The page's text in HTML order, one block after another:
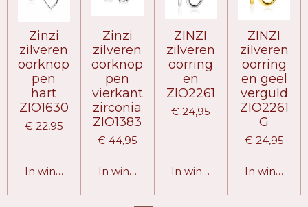
Zinzi
zilveren
oorknop
pen
hart
ZIO1630
€ 22,95
In winkelwagen
Zinzi
zilveren
oorknop
pen
vierkant
zirconia
ZIO1383
€ 44,95
In winkelwagen
ZINZI
zilveren
oorring
en
ZIO2261
€ 24,95
In winkelwagen
ZINZI
zilveren
oorring
en geel
verguld
ZIO2261
G
€ 24,95
In